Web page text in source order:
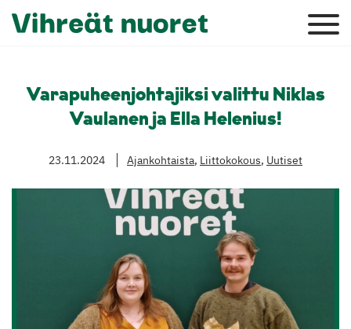
Varapuheenjohtajiksi valittu Niklas
Vaulanen ja Ella Helenius!
23.11.2024 Ajankohtaista, Liittokokous, Uutiset